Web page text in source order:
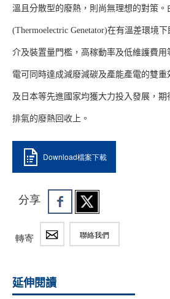
溫且分散型的廢熱，則尚無理想的對策。
(Thermoelectric Genetator)在有溫差環境
介及裝置量門檻，高稼動率及低維護費
電可同時達成減廢減碳及產能產電的雙
及日本等先進國家均獲大力投入發展，
排氣的廢熱回收上。
Download檔案下載
分享
轉寄 聯絡我們
延伸閱讀